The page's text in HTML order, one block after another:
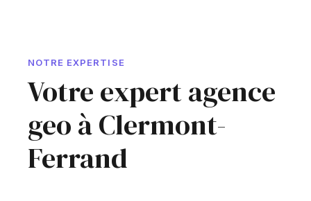
NOTRE EXPERTISE
Votre expert agence
geo à Clermont-
Ferrand